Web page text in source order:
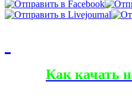
Как качать